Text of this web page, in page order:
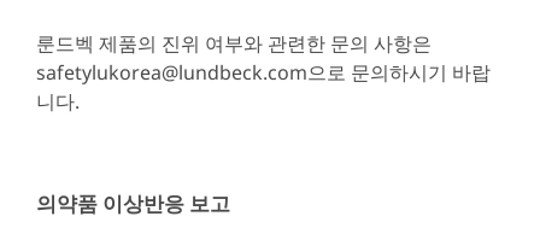
룬드벡 제품의 진위 여부와 관련한 문의 사항은
safetylukorea@lundbeck.com으로 문의하시기 바랍
니다.
의약품 이상반응 보고